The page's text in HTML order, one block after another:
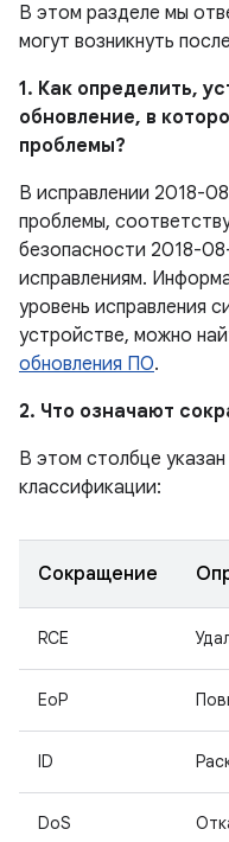
В этом разделе мы
могут возникнуть
1. Как определить,
обновление, в
проблемы?
В исправлении 2018-
проблемы,
безопасности 2018-
исправлениям.
уровень исправления
устройстве, можно
обновления ПО.
2. Что означают
В этом столбце
классификации:
Сокращение
RCE
EoP
ID
DoS